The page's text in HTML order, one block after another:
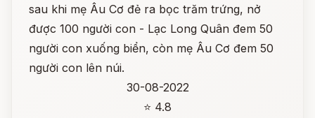
sau khi mẹ Âu Cơ đẻ ra bọc trăm trứng, nở
được 100 người con - Lạc Long Quân đem 50
người con xuống biển, còn mẹ Âu Cơ đem 50
người con lên núi.
30-08-2022
⭐ 4.8